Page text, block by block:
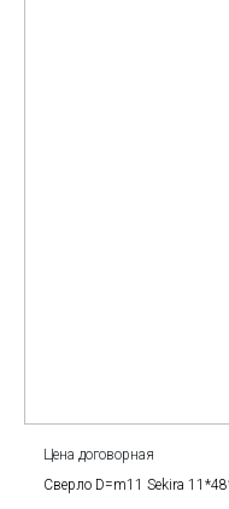
Цена договорная
Сверло D=m11 Sekira